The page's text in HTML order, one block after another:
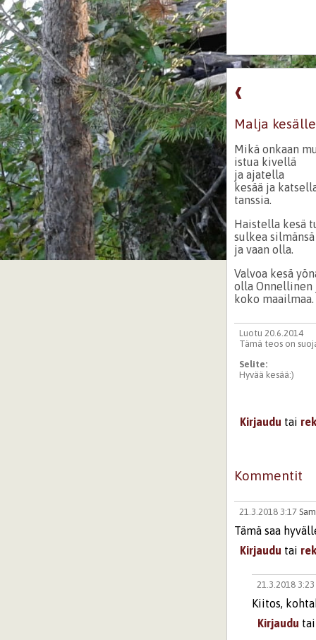
❰
Malja kesälle
Mikä onkaan
istua kivellä
ja ajatella
kesää ja
tanssia.
Haistella kesä
sulkea silmänsä
ja vaan olla.
Valvoa kesä
olla Onnellinen
koko maailmaa.
Luotu 20.6.2014
Tämä teos on
Selite:
Hyvää kesää:)
Kirjaudu tai
Kommentit
21.3.2018 3:17
Tämä saa
Kirjaudu tai
21.3.2018 3:23
Kiitos,
Kirjaudu tai